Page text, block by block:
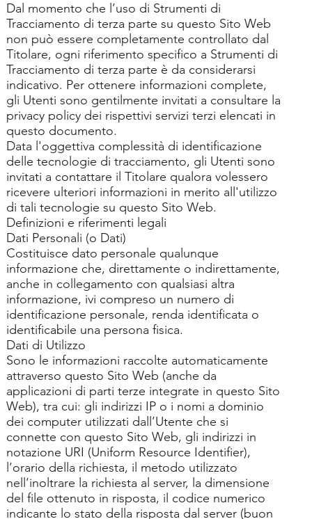
Dal momento che l’uso di Strumenti di
Tracciamento di terza parte su questo Sito Web
non può essere completamente controllato dal
Titolare, ogni riferimento specifico a Strumenti di
Tracciamento di terza parte è da considerarsi
indicativo. Per ottenere informazioni complete,
gli Utenti sono gentilmente invitati a consultare la
privacy policy dei rispettivi servizi terzi elencati in
questo documento.
Data l'oggettiva complessità di identificazione
delle tecnologie di tracciamento, gli Utenti sono
invitati a contattare il Titolare qualora volessero
ricevere ulteriori informazioni in merito all'utilizzo
di tali tecnologie su questo Sito Web.
Definizioni e riferimenti legali
Dati Personali (o Dati)
Costituisce dato personale qualunque
informazione che, direttamente o indirettamente,
anche in collegamento con qualsiasi altra
informazione, ivi compreso un numero di
identificazione personale, renda identificata o
identificabile una persona fisica.
Dati di Utilizzo
Sono le informazioni raccolte automaticamente
attraverso questo Sito Web (anche da
applicazioni di parti terze integrate in questo Sito
Web), tra cui: gli indirizzi IP o i nomi a dominio
dei computer utilizzati dall’Utente che si
connette con questo Sito Web, gli indirizzi in
notazione URI (Uniform Resource Identifier),
l’orario della richiesta, il metodo utilizzato
nell’inoltrare la richiesta al server, la dimensione
del file ottenuto in risposta, il codice numerico
indicante lo stato della risposta dal server (buon